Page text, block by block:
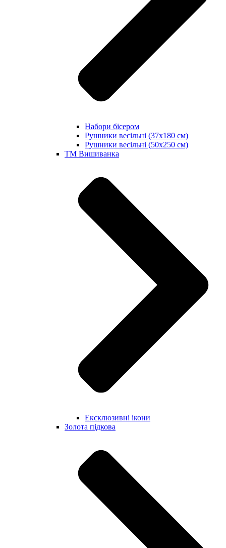
Набори бісером
Рушники весільні (37х180 см)
Рушники весільні (50х250 см)
ТМ Вишиванка
Ексклюзивні ікони
Золота підкова